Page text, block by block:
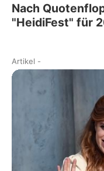
Nach
"HeidiFest" für
Artikel -